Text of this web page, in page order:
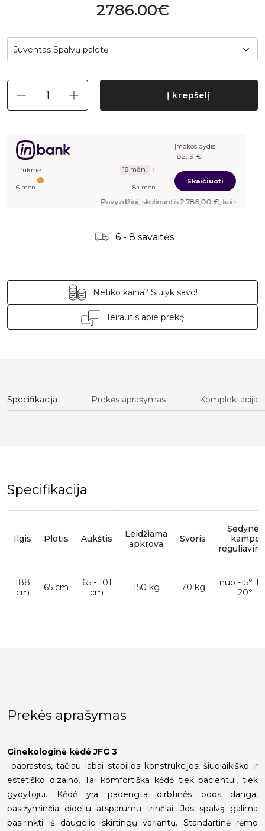
2786.00€
Juventas Spalvų paletė
Į krepšelį
Trukmė: − 18 mėn. +
6 mėn. 84mėn.
Įmokos dydis
182,19 €
Skaičiuoti
Pavyzdžiui, skolinantis2 786,00€, kai sutartis
6 - 8 savaitės
Netiko kaina? Siūlyk savo!
Teirautis apie prekę
Specifikacija Prekės aprašymas Komplektacija
Specifikacija
Ilgis Plotis Aukštis
Leidžiama
apkrova
Svoris
Sėdynės
kampo
188
cm
65 cm
65 - 101
cm
150 kg 70 kg
nuo -15°
20°
Prekės aprašymas
Ginekologinė kėdė JFG 3
paprastos, tačiau labai stabilios konstrukcijos, šiuolaikiško ir
estetiško dizaino. Tai komfortiška kėdė tiek pacientui, tiek
gydytojui. Kėdė yra padengta dirbtinės odos danga,
pasižyminčia dideliu atsparumu trinčiai. Jos spalvą galima
pasirinkti iš daugelio skirtingų variantų. Standartinė rėmo